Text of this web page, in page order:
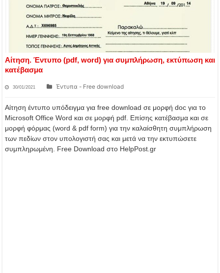
Αίτηση. Έντυπο (pdf, word) για συμπλήρωση, εκτύπωση και
κατέβασμα
30/01/2021 Έντυπα - Free download
Αίτηση έντυπο υπόδειγμα για free download σε μορφή doc για το
Microsoft Office Word και σε μορφή pdf. Επίσης κατέβασμα και σε
μορφή φόρμας (word & pdf form) για την καλαίσθητη συμπλήρωση
των πεδίων στον υπολογιστή σας και μετά να την εκτυπώσετε
συμπληρωμένη. Free Download στο HelpPost.gr